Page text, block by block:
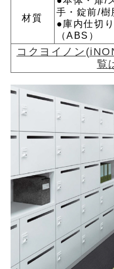
材質
手・錠前/樹
●庫内仕切
（ABS）
コクヨイノン
覧